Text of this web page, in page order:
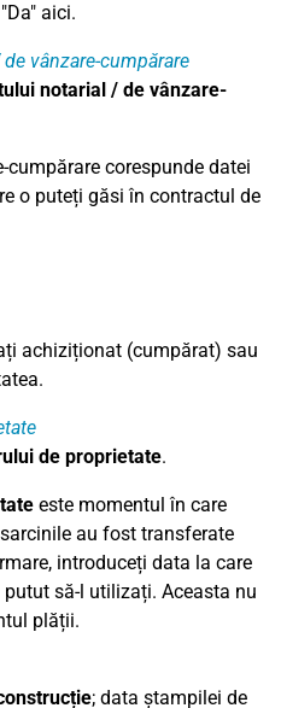
aici.
vânzare-cumpărare
notarial / de vânzare-
corespunde datei
o puteți găsi în contractul de
achiziționat (cumpărat) sau
de proprietate.
este momentul în care
au fost transferate
introduceți data la care
să-l utilizați. Aceasta nu
plății.
; data ștampilei de